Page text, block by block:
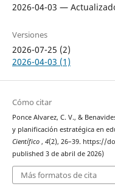
2026-04-03 —
Versiones
2026-07-25 (2)
2026-04-03 (1)
Cómo citar
Ponce Alvarez, C. V., &
y planificación estratégica en
Científico , 4(2), 26–39. https://
published 3 de abril de 2026)
Más formatos de cita